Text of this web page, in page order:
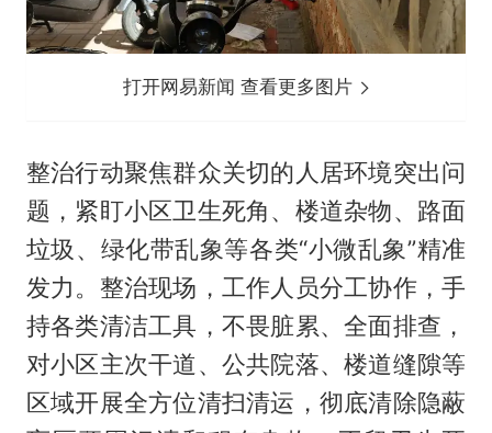
打开网易新闻 查看更多图片
整治行动聚焦群众关切的人居环境突出问
题，紧盯小区卫生死角、楼道杂物、路面
垃圾、绿化带乱象等各类“小微乱象”精准
发力。整治现场，工作人员分工协作，手
持各类清洁工具，不畏脏累、全面排查，
对小区主次干道、公共院落、楼道缝隙等
区域开展全方位清扫清运，彻底清除隐蔽